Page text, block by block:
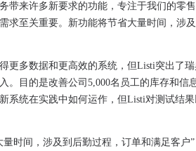
销量拖到其表面和云胜利
Apple在纽约案件中帮助裂开iPhone
勒索软件的未来地狱
Bristol Ridge Chips的刻录问题
带来许多新要求的功能，专注于我们的零
求至关重要。新功能将节省大量时间，涉
更多数据和更高效的系统，但Listi突出了瑞
。目的是改善公司5,000名员工的库存和信
系统在实践中如何运作，但Listi对测试结
量时间，涉及到后勤过程，订单和满足客户”